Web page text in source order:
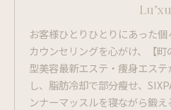
お客様ひとりひとりにあった
カウンセリングを心がけ、【
型美容最新エステ・痩身エス
し、脂肪冷却で部分瘦せ、
ンナーマッスルを寝ながら鍛